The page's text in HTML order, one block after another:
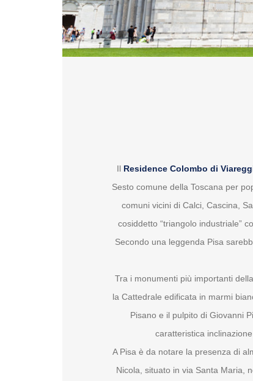
Il Residence Colombo di
Sesto comune della Toscana per
comuni vicini di Calci, Cascina,
cosiddetto “triangolo industriale”
Secondo una leggenda Pisa
Tra i monumenti più importanti
la Cattedrale edificata in marmi
Pisano e il pulpito di Giovanni
caratteristica
A Pisa è da notare la presenza di
Nicola, situato in via Santa Maria,